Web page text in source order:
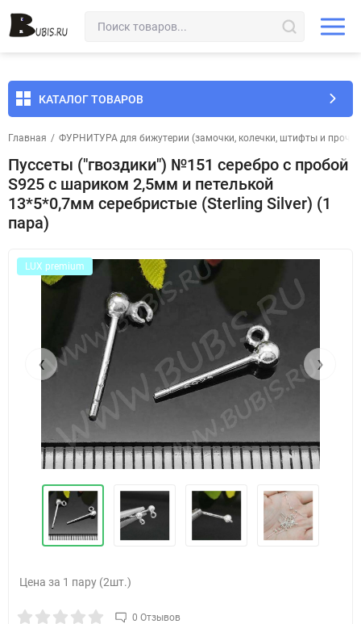
КАТАЛОГ ТОВАРОВ
Главная / ФУРНИТУРА для бижутерии (замочки, колечки, штифты и
Пуссеты ("гвоздики") №151 серебро с пробой
S925 с шариком 2,5мм и петелькой
13*5*0,7мм серебристые (Sterling Silver) (1
пара)
LUX premium
‹ ›
Цена за 1 пару (2шт.)
0 Отзывов